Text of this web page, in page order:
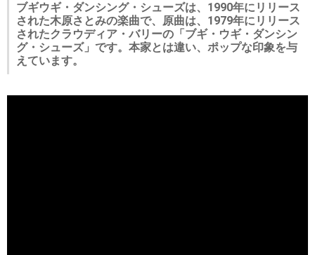
ブギウギ・ダンシング・シューズは、1990年にリリース
された木原さとみの楽曲で、原曲は、1979年にリリース
されたクラウディア・バリーの「ブギ・ウギ・ダンシン
グ・シューズ」です。本家とは違い、ポップな印象を与
えています。